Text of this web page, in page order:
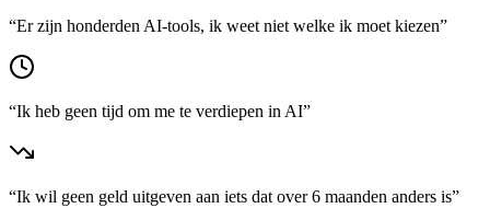
“Er zijn honderden AI-tools, ik weet niet welke ik moet kiezen”
“Ik heb geen tijd om me te verdiepen in AI”
“Ik wil geen geld uitgeven aan iets dat over 6 maanden anders is”